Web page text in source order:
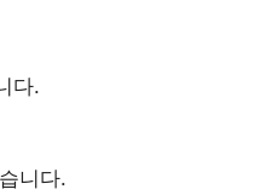
다.
니다.